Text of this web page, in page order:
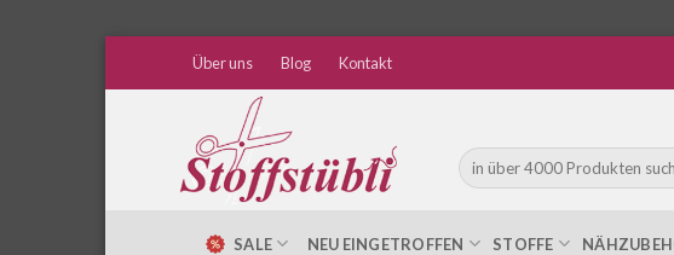
Über uns Blog Kontakt
Suche
nach:
SALE NEU EINGETROFFEN STOFFE